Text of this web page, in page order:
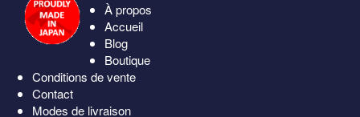
À propos
Accueil
Blog
Boutique
Conditions de vente
Contact
Modes de livraison